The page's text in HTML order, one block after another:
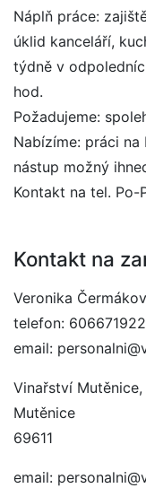
Náplň práce:
úklid kanceláří,
týdně v
hod.
Požadujeme:
Nabízíme: práci na
nástup možný
Kontakt na tel. Po-
Kontakt na
Veronika
telefon: 606671922
email:
Vinařství Mutěnice,
Mutěnice
69611
email: